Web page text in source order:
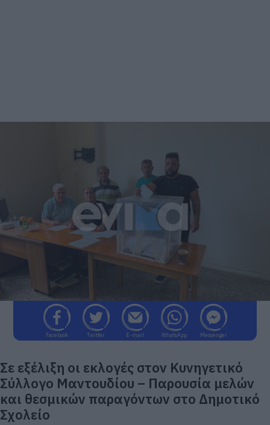
Facebook Twitter E-mail WhatsApp Messenger
Σε εξέλιξη οι εκλογές στον Κυνηγετικό
Σύλλογο Μαντουδίου – Παρουσία μελών
και θεσμικών παραγόντων στο Δημοτικό
Σχολείο